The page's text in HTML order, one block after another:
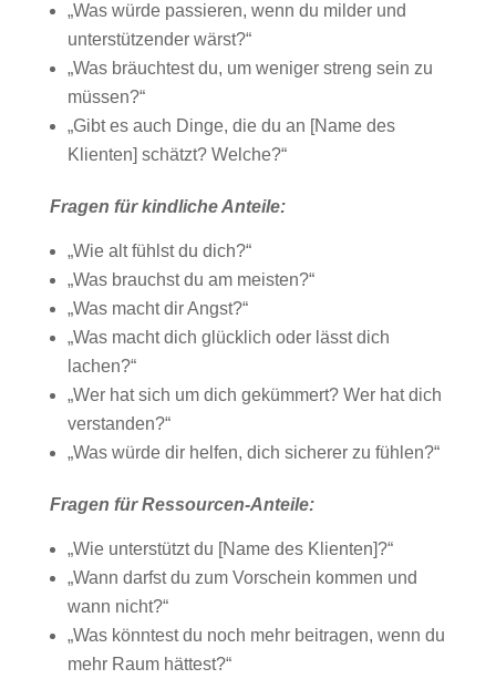
„Was würde passieren, wenn du milder und
unterstützender wärst?“
„Was bräuchtest du, um weniger streng sein zu
müssen?“
„Gibt es auch Dinge, die du an [Name des
Klienten] schätzt? Welche?“
Fragen für kindliche Anteile:
„Wie alt fühlst du dich?“
„Was brauchst du am meisten?“
„Was macht dir Angst?“
„Was macht dich glücklich oder lässt dich
lachen?“
„Wer hat sich um dich gekümmert? Wer hat dich
verstanden?“
„Was würde dir helfen, dich sicherer zu fühlen?“
Fragen für Ressourcen-Anteile:
„Wie unterstützt du [Name des Klienten]?“
„Wann darfst du zum Vorschein kommen und
wann nicht?“
„Was könntest du noch mehr beitragen, wenn du
mehr Raum hättest?“